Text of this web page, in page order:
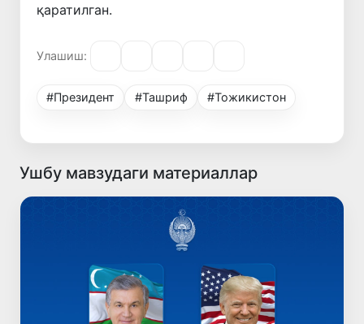
қаратилган.
Улашиш:
#Президент #Ташриф #Тожикистон
Ушбу мавзудаги материаллар